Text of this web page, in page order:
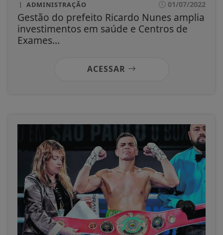
ADMINISTRAÇÃO 01/07/2022
Gestão do prefeito Ricardo Nunes amplia
investimentos em saúde e Centros de
Exames...
ACESSAR